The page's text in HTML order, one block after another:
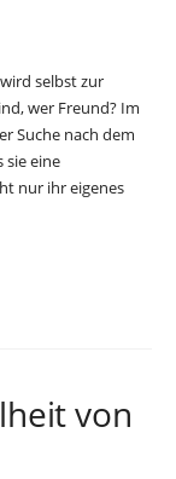
selbst zur
wer Freund? Im
Suche nach dem
sie eine
nur ihr eigenes
von